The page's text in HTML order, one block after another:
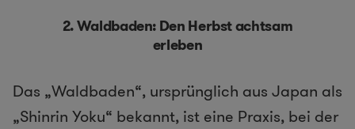
2.Waldbaden: Den Herbst achtsam
erleben
Das „Waldbaden“, ursprünglich aus Japan als
„Shinrin Yoku“ bekannt, ist eine Praxis, bei der